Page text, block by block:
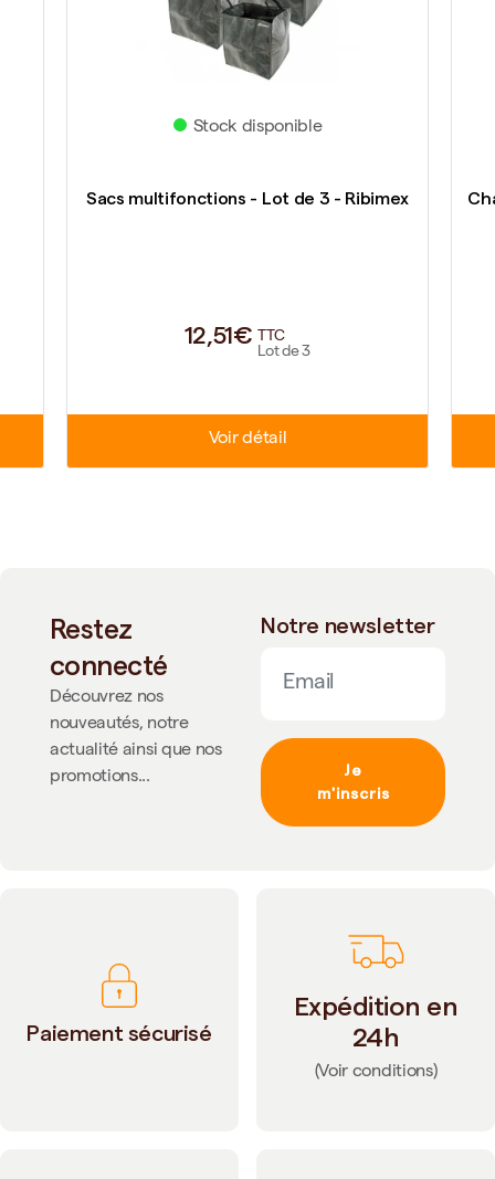
Stock disponible
Sacs multifonctions - Lot de 3 - Ribimex
12,51€ TTC
Lot de 3
Voir détail
Restez
connecté
Découvrez nos
nouveautés, notre
actualité ainsi que nos
promotions...
Notre newsletter
Je
m'inscris
Paiement sécurisé
Expédition en
24h
(Voir conditions)